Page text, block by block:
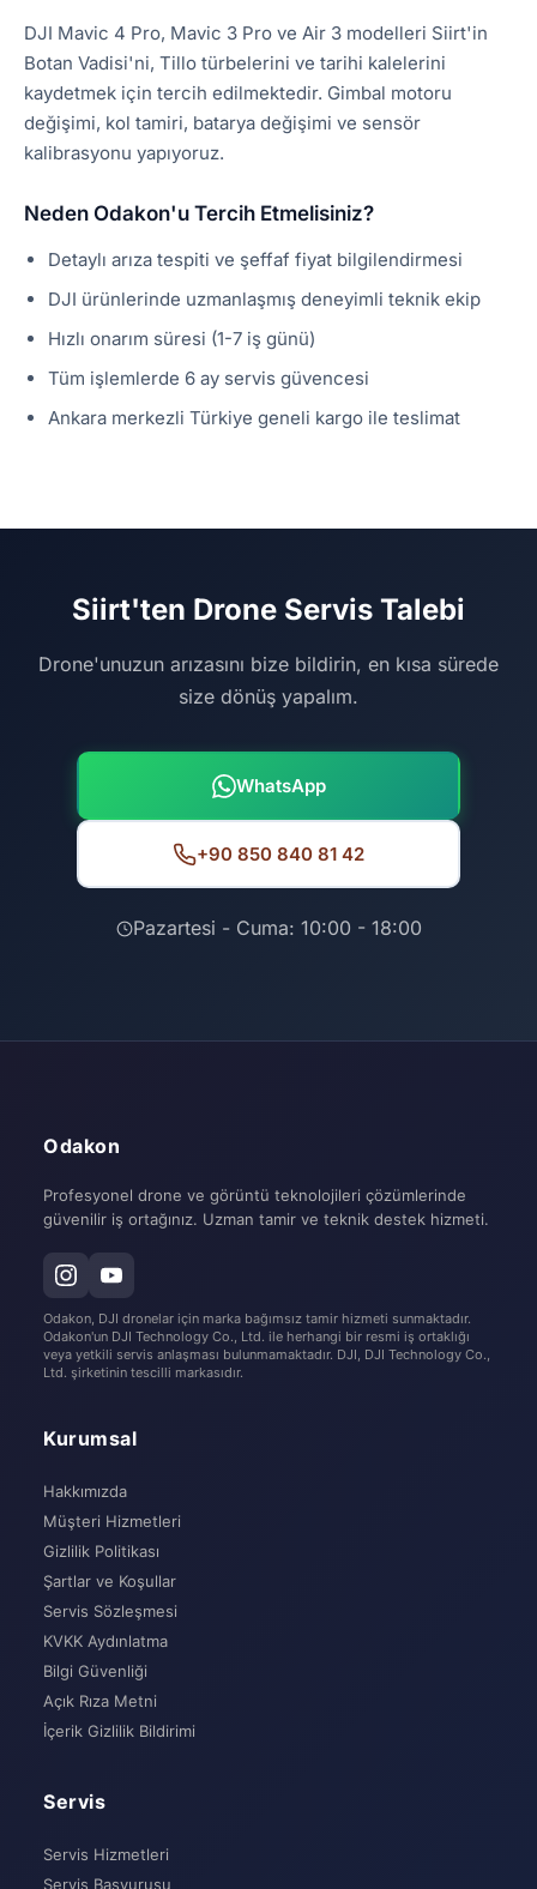
DJI Mavic 4 Pro, Mavic 3 Pro ve Air 3 modelleri Siirt'in
Botan Vadisi'ni, Tillo türbelerini ve tarihi kalelerini
kaydetmek için tercih edilmektedir. Gimbal motoru
değişimi, kol tamiri, batarya değişimi ve sensör
kalibrasyonu yapıyoruz.
Neden Odakon'u Tercih Etmelisiniz?
Detaylı arıza tespiti ve şeffaf fiyat bilgilendirmesi
DJI ürünlerinde uzmanlaşmış deneyimli teknik ekip
Hızlı onarım süresi (1-7 iş günü)
Tüm işlemlerde 6 ay servis güvencesi
Ankara merkezli Türkiye geneli kargo ile teslimat
Siirt'ten Drone Servis Talebi
Drone'unuzun arızasını bize bildirin, en kısa sürede
size dönüş yapalım.
WhatsApp
+90 850 840 81 42
Pazartesi - Cuma: 10:00 - 18:00
Odakon
Profesyonel drone ve görüntü teknolojileri çözümlerinde
güvenilir iş ortağınız. Uzman tamir ve teknik destek hizmeti.
Odakon, DJI dronelar için marka bağımsız tamir hizmeti sunmaktadır.
Odakon'un DJI Technology Co., Ltd. ile herhangi bir resmi iş ortaklığı
veya yetkili servis anlaşması bulunmamaktadır. DJI, DJI Technology Co.,
Ltd. şirketinin tescilli markasıdır.
Kurumsal
Hakkımızda
Müşteri Hizmetleri
Gizlilik Politikası
Şartlar ve Koşullar
Servis Sözleşmesi
KVKK Aydınlatma
Bilgi Güvenliği
Açık Rıza Metni
İçerik Gizlilik Bildirimi
Servis
Servis Hizmetleri
Servis Başvurusu